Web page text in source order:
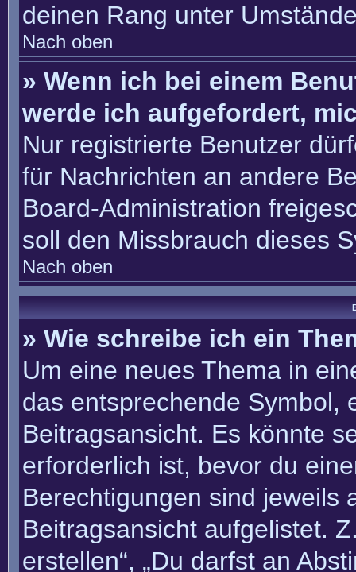
deinen Rang unter
Nach oben
» Wenn ich bei einem
werde ich aufgefordert,
Nur registrierte Benutzer
für Nachrichten an andere
Board-Administration
soll den Missbrauch dieses
Nach oben
» Wie schreibe ich ein
Um eine neues Thema in
das entsprechende Symbol,
Beitragsansicht. Es könnte
erforderlich ist, bevor du
Berechtigungen sind jeweils
Beitragsansicht aufgelistet.
erstellen“, „Du darfst an